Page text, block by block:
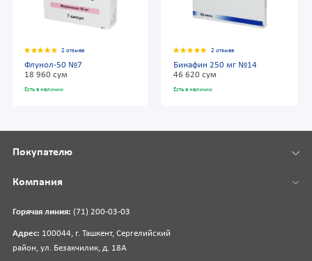
2 отзыва
Флунол-50 №7
18 960 сум
Есть в наличии
2 отзыва
Бинафин 250 мг №14
46 620 сум
Есть в наличии
Горячая линия: (71) 200-03-03
Адрес: 100044, г. Ташкент, Сергелийский
район, ул. Безакчилик, д. 18А
Покупателю
Компания